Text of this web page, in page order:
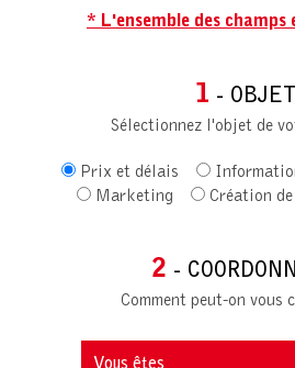
* L'ensemble des champs
1 - OBJET
Sélectionnez l'objet de
Prix et délais
Marketing
Création
2 -
Comment peut-on vous